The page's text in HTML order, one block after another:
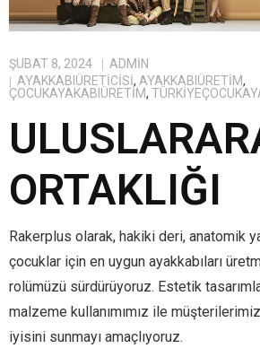
ŞUBAT 8, 2024
ADMIN
AYAKKABIÜRETICISI, AYAKKABIÜRETIM,
ÇOCUKAYAKABIÜRETIM,
ORTAKLIĞI
Rakerplus olarak, hakiki deri, anatomik
çocuklar için en uygun ayakkabıları
rolümüzü sürdürüyoruz. Estetik
malzeme kullanımımız ile
iyisini sunmayı amaçlıyoruz.